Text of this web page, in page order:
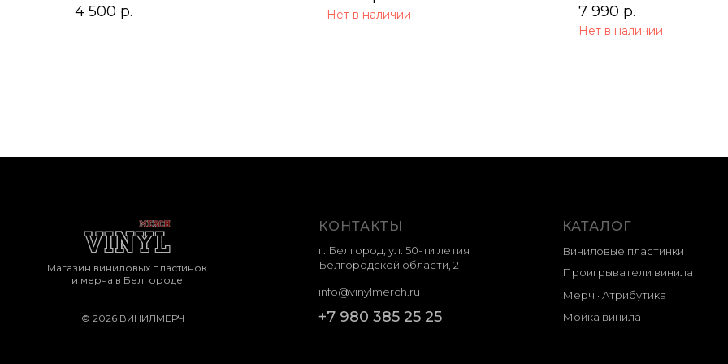
4 500 р. Нет в наличии 7 990 р.
Нет в наличии
КОНТАКТЫ
г. Белгород, ул. 50-ти летия
Белгородской области, 2
КАТАЛОГ
Виниловые пластинки
+7 980 385 25 25
Магазин виниловых пластинок
и мерча в Белгороде
Проигрыватели винила
Мерч · Атрибутика
Мойка винила
© 2026 ВИНИЛМЕРЧ
info@vinylmerch.ru